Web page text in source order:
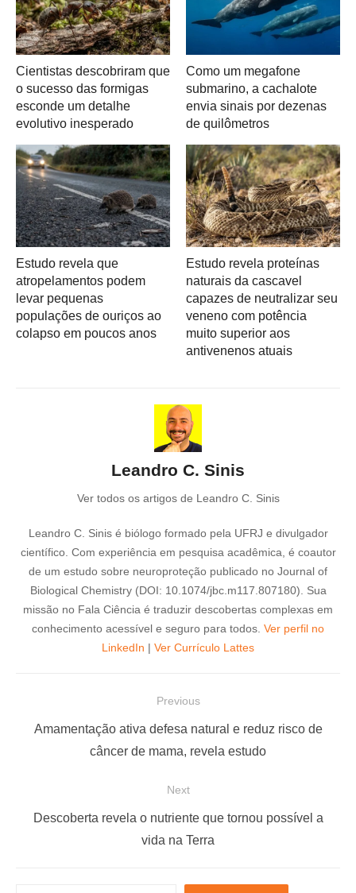
Cientistas descobriram que
o sucesso das formigas
esconde um detalhe
evolutivo inesperado
Como um megafone
submarino, a cachalote
envia sinais por dezenas
de quilômetros
Estudo revela que
atropelamentos podem
levar pequenas
populações de ouriços ao
colapso em poucos anos
Estudo revela proteínas
naturais da cascavel
capazes de neutralizar seu
veneno com potência
muito superior aos
antivenenos atuais
Leandro C. Sinis
Ver todos os artigos de Leandro C. Sinis
Leandro C. Sinis é biólogo formado pela UFRJ e divulgador
científico. Com experiência em pesquisa acadêmica, é coautor
de um estudo sobre neuroproteção publicado no Journal of
Biological Chemistry (DOI: 10.1074/jbc.m117.807180). Sua
missão no Fala Ciência é traduzir descobertas complexas em
conhecimento acessível e seguro para todos. Ver perfil no
LinkedIn | Ver Currículo Lattes
Previous
Amamentação ativa defesa natural e reduz risco de
câncer de mama, revela estudo
Next
Descoberta revela o nutriente que tornou possível a
vida na Terra